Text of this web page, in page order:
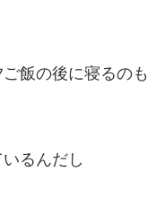
飯の後に寝るのも
るんだし